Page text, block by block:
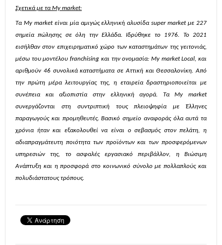
Σχετικά με τα My market:
Τα My market είναι μία αμιγώς ελληνική αλυσίδα super market με 227
σημεία πώλησης σε όλη την Ελλάδα. Ιδρύθηκε το 1976. Το 2021
εισήλθαν στον επιχειρηματικό χώρο των καταστημάτων της γειτονιάς,
μέσω του μοντέλου franchising και την ονομασία: My market Local, και
αριθμούν 46 συνολικά καταστήματα σε Αττική και Θεσσαλονίκη. Από
την πρώτη μέρα λειτουργίας της, η εταιρεία δραστηριοποιείται με
συνέπεια και αξιοπιστία στην ελληνική αγορά. Τα My market
συνεργάζονται στη συντριπτική τους πλειοψηφία με Έλληνες
παραγωγούς και προμηθευτές. Βασικό σημείο αναφοράς όλα αυτά τα
χρόνια ήταν και εξακολουθεί να είναι ο σεβασμός στον πελάτη, η
αδιαπραγμάτευτη ποιότητα των προϊόντων και των προσφερόμενων
υπηρεσιών της, το ασφαλές εργασιακό περιβάλλον, η Βιώσιμη
Ανάπτυξη και η προσφορά στο κοινωνικό σύνολο με πολλαπλούς και
πολυδιάστατους τρόπους.